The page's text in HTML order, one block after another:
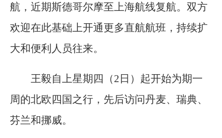
航，近期斯德哥尔摩至上海航线复航。双方
欢迎在此基础上开通更多直航航班，持续扩
大和便利人员往来。
王毅自上星期四（2日）起开始为期一
周的北欧四国之行，先后访问丹麦、瑞典、
芬兰和挪威。